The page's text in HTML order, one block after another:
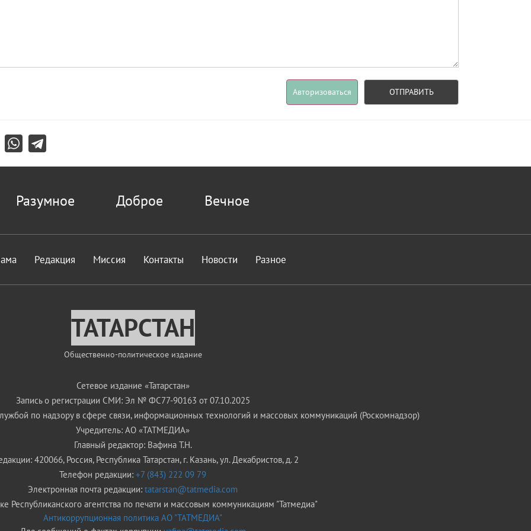
Авторизоваться ОТПРАВИТЬ
Разумное Доброе Вечное
Редакция Миссия Контакты Новости Разное
ТАТАРСТАН
Общественно-политическое издание
Сетевое издание «Татарстан»
Запись о регистрации СМИ: Эл № ФС77-90163 от 07.10.2025
по надзору в сфере связи, информационных технологий и массовых коммуникаций (Роскомнадзор)
Учредитель: АО «ТАТМЕДИА»
Главный редактор: Вафина Т.Н.
420066, Россия, Республика Татарстан, г. Казань, ул. Декабристов, д. 2
Телефон редакции: +7 (843) 222 09 79
Электронная почта редакции: tatarstan@tatmedia.com
Республиканского агентства по печати и массовым коммуникациям "Татмедиа"
Антикоррупционная политика АО "ТАТМЕДИА"